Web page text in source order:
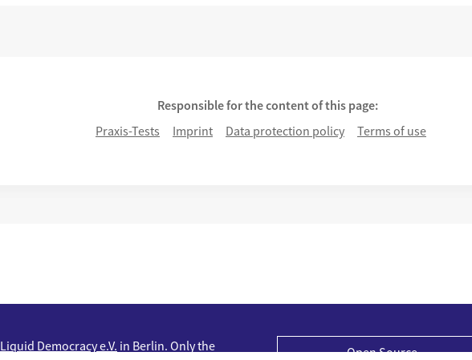
Responsible for the content of this page:
Praxis-Tests
Imprint Data protection policy Terms of use
Liquid Democracy e.V. in Berlin. Only the
Open Source